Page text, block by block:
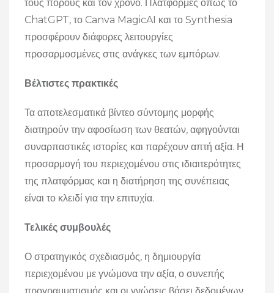
τους πόρους και τον χρόνο. Πλατφόρμες όπως το
ChatGPT, το Canva MagicAI και το Synthesia
προσφέρουν διάφορες λειτουργίες
προσαρμοσμένες στις ανάγκες των εμπόρων.
Βέλτιστες πρακτικές
Τα αποτελεσματικά βίντεο σύντομης μορφής
διατηρούν την αφοσίωση των θεατών, αφηγούνται
συναρπαστικές ιστορίες και παρέχουν απτή αξία. Η
προσαρμογή του περιεχομένου στις ιδιαιτερότητες
της πλατφόρμας και η διατήρηση της συνέπειας
είναι το κλειδί για την επιτυχία.
Τελικές συμβουλές
Ο στρατηγικός σχεδιασμός, η δημιουργία
περιεχομένου με γνώμονα την αξία, ο συνεπής